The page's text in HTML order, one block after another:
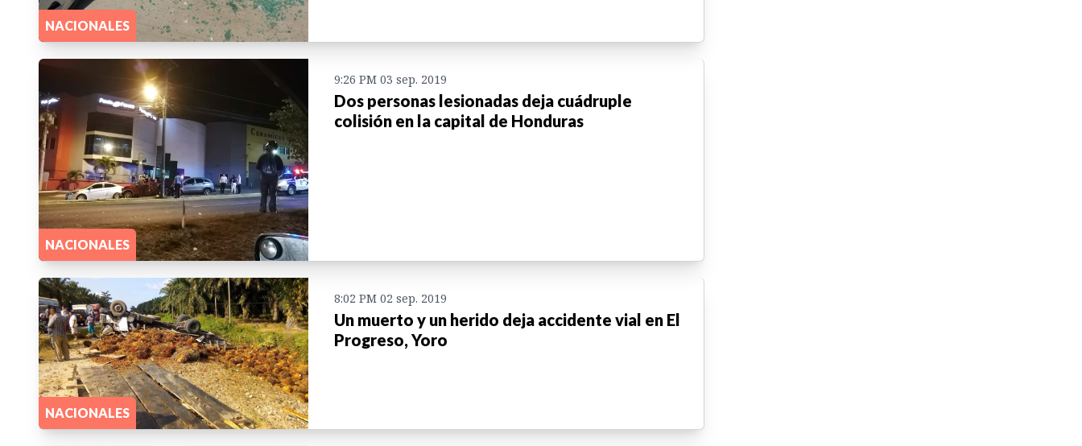
NACIONALES
NACIONALES
9:26 PM 03 sep. 2019
Dos personas lesionadas deja cuádruple
colisión en la capital de Honduras
NACIONALES
8:02 PM 02 sep. 2019
Un muerto y un herido deja accidente vial en El
Progreso, Yoro